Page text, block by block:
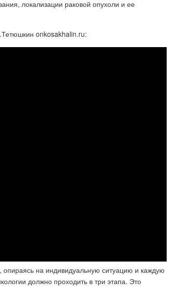
локализации раковой опухоли и ее
onkosakhalin.ru:
на индивидуальную ситуацию и каждую
должно проходить в три этапа. Это